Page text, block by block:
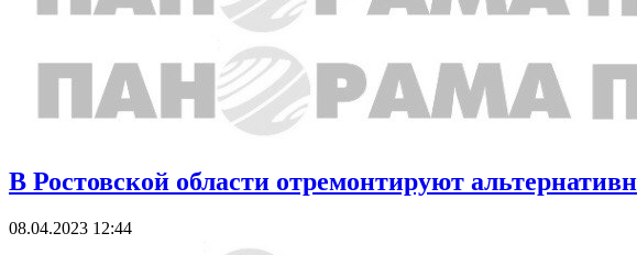
В Ростовской области отремонтируют
08.04.2023 12:44